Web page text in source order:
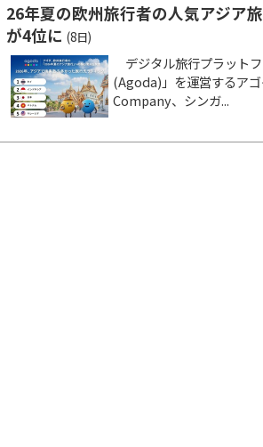
26年夏の欧州旅行者の人気アジア
が4位に (8日)
デジタル旅行プラット
(Agoda)」を運営するア
Company、シンガ...